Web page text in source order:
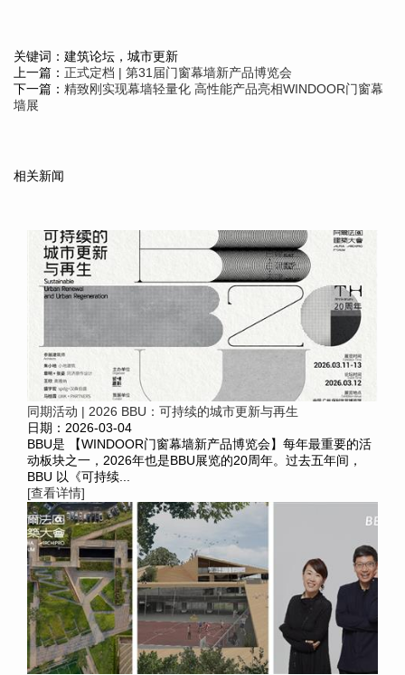
关键词：建筑论坛，城市更新
上一篇： 正式定档 | 第31届门窗幕墙新产品博览会
下一篇： 精致刚实现幕墙轻量化 高性能产品亮相WINDOOR门窗幕
墙展
相关新闻
同期活动 | 2026 BBU：可持续的城市更新与再生
日期：2026-03-04
BBU是 【WINDOOR门窗幕墙新产品博览会】每年最重要的活
动板块之一，2026年也是BBU展览的20周年。过去五年间，
BBU 以《可持续...
[查看详情]